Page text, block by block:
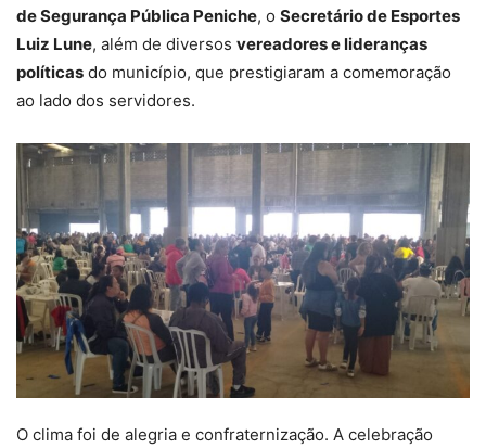
de Segurança Pública Peniche, o Secretário de Esportes
Luiz Lune, além de diversos vereadores e lideranças
políticas do município, que prestigiaram a comemoração
ao lado dos servidores.
O clima foi de alegria e confraternização. A celebração